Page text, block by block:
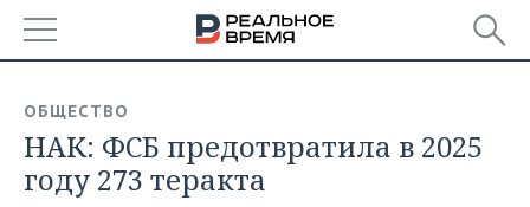
БАШКОРТОСТАН
ТАТАРСТАН
НОВОСТИ
АНАЛИТИКА
ОБЩЕСТВО
НАК: ФСБ предотвратила в 2025
году 273 теракта